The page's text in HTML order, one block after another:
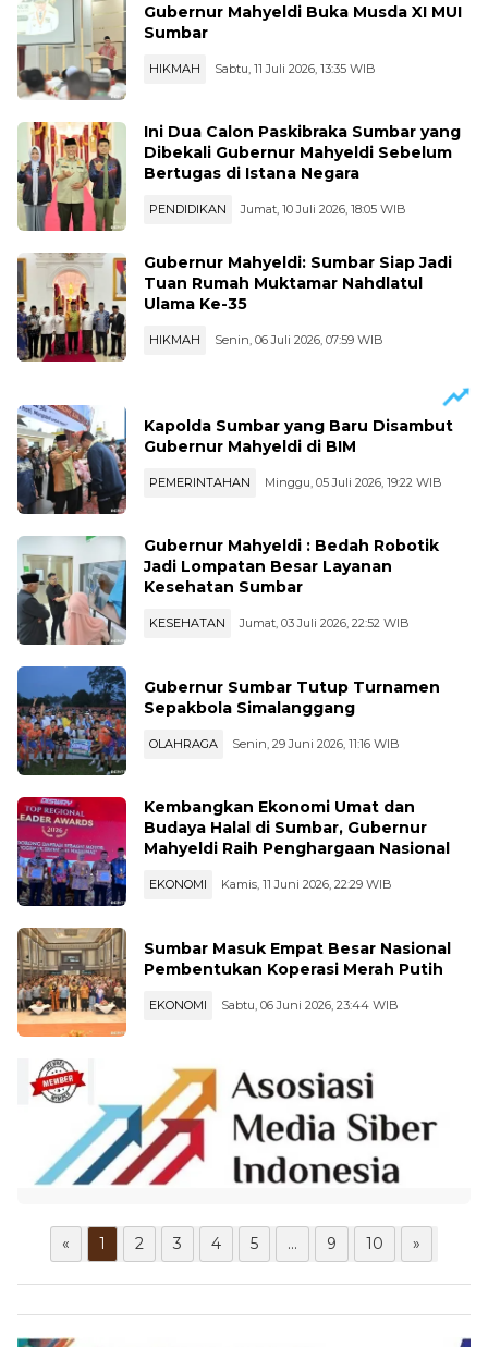
Gubernur Mahyeldi Buka Musda XI MUI
Sumbar
HIKMAH Sabtu, 11 Juli 2026, 13:35 WIB
Ini Dua Calon Paskibraka Sumbar yang
Dibekali Gubernur Mahyeldi Sebelum
Bertugas di Istana Negara
PENDIDIKAN Jumat, 10 Juli 2026, 18:05 WIB
Gubernur Mahyeldi: Sumbar Siap Jadi
Tuan Rumah Muktamar Nahdlatul
Ulama Ke-35
HIKMAH Senin, 06 Juli 2026, 07:59 WIB
Kapolda Sumbar yang Baru Disambut
Gubernur Mahyeldi di BIM
PEMERINTAHAN Minggu, 05 Juli 2026, 19:22 WIB
Gubernur Mahyeldi : Bedah Robotik
Jadi Lompatan Besar Layanan
Kesehatan Sumbar
KESEHATAN Jumat, 03 Juli 2026, 22:52 WIB
Gubernur Sumbar Tutup Turnamen
Sepakbola Simalanggang
OLAHRAGA Senin, 29 Juni 2026, 11:16 WIB
Kembangkan Ekonomi Umat dan
Budaya Halal di Sumbar, Gubernur
Mahyeldi Raih Penghargaan Nasional
EKONOMI Kamis, 11 Juni 2026, 22:29 WIB
Sumbar Masuk Empat Besar Nasional
Pembentukan Koperasi Merah Putih
EKONOMI Sabtu, 06 Juni 2026, 23:44 WIB
« 1 2 3 4 5 ... 9 10 »